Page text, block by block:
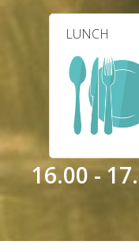
LUNCH
16.00 -